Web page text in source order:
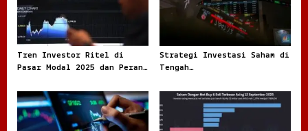
Tren Investor Ritel di
Pasar Modal 2025 dan Peran
Keputusan
Strategi Investasi Saham di
Tengah
Praktis bagi Investor yang
Ingin Bertahan dan Tetap
Bertumbuh